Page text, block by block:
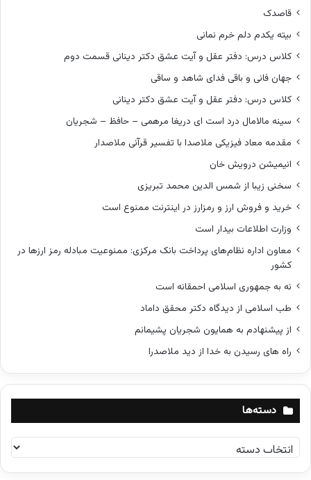
قاصدک
بیته یکدم دلم خرم نمانی
کلاس درس: دفتر عقل و آیت عشق دکتر دینانی قسمت دوم
جهان فانی و باقی فدای شاهد و ساقی
کلاس درس: دفتر عقل و آیت عشق دکتر دینانی
سینه مالامال درد است ای دریغا مرهمی – حافظ – شجریان
مقدمه معاد فیزیکی ملاصدا با تفسیر قرآنی ملاصدار
انیمیشن درویش خان
سخنی زیبا از شمس الدین محمد تبریزی
خرید و فروش ارز و رمزارز در اینترنت ممنوع است
وزارت اطلاعات بیدار است
معاون اداره نظام‌های پرداخت بانک مرکزی: ممنوعیت مبادله رمز ارزها در
کشور
نه به جمهوری اسلامی احمقانه است
طب اسلامی از دیدگاه دکتر محقق داماد
از پیشنهادم به همایون شجریان پشیمانم
راه های رسیدن به خدا از دید ملاصدرا
دسته‌ها
د
س
ت